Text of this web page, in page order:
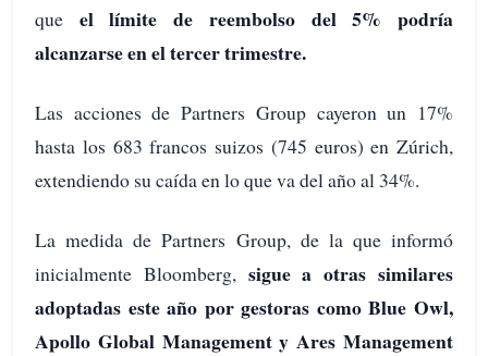
que el límite de reembolso del 5% podría
alcanzarse en el tercer trimestre.
Las acciones de Partners Group cayeron un 17%
hasta los 683 francos suizos (745 euros) en Zúrich,
extendiendo su caída en lo que va del año al 34%.
La medida de Partners Group, de la que informó
inicialmente Bloomberg, sigue a otras similares
adoptadas este año por gestoras como Blue Owl,
Apollo Global Management y Ares Management